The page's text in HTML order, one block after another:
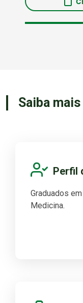
Saiba
Perfil
Graduados
Medicina.